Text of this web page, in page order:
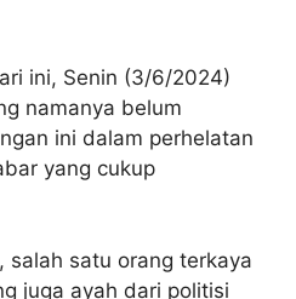
ini, Senin (3/6/2024)
namanya belum
ini dalam perhelatan
yang cukup
salah satu orang terkaya
juga ayah dari politisi